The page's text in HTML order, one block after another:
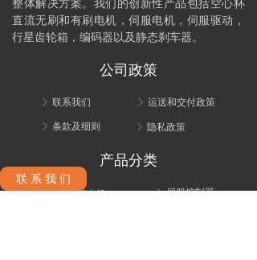
联 系 我 们
ꁕ 隐私政策
ꁕ 条款及细则
ꁕ 运送和交付政策
ꁕ 联系我们
直流无刷和有刷电机，伺服电机，伺服驱动，
行星齿轮箱，编码器以及静态刹车器。
产品分类
ꁕ 直流无刷空心杯电机 ꁕ 伺服控制器
公司政策